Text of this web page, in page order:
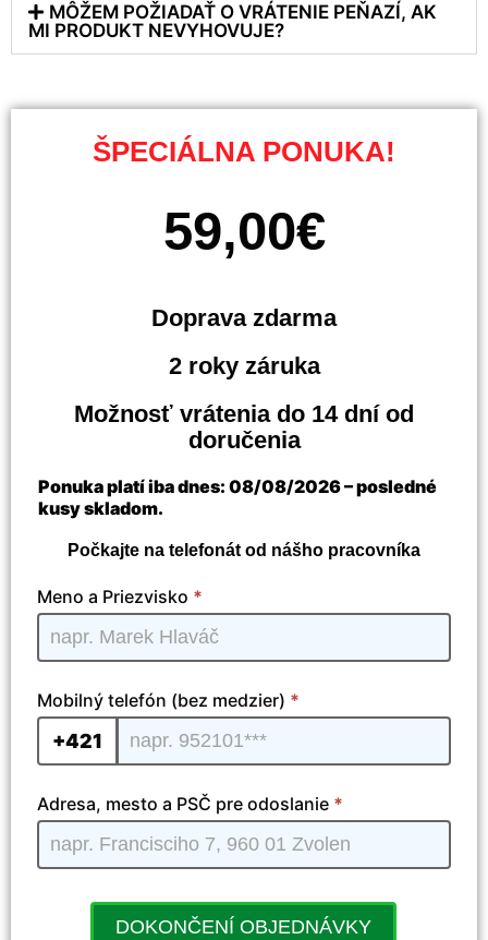
MÔŽEM POŽIADAŤ O VRÁTENIE PEŇAZÍ, AK
MI PRODUKT NEVYHOVUJE?
ŠPECIÁLNA PONUKA!
59,00€
Doprava zdarma
2 roky záruka
Možnosť vrátenia do 14 dní od
doručenia
Ponuka platí iba dnes: 08/08/2026– posledné
kusy skladom.
Počkajte na telefonát od nášho pracovníka
Antenna
TV - SK
| 04
Meno a Priezvisko *
Mobilný telefón (bez medzier) *
+421
Adresa, mesto a PSČ pre odoslanie *
DOKONČENÍ OBJEDNÁVKY